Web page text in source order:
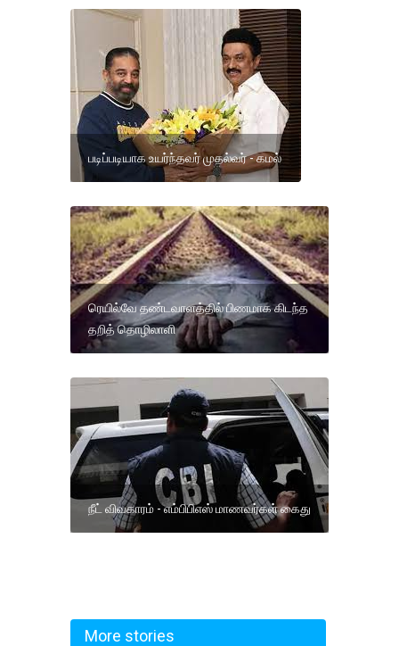
படிப்படியாக உயர்ந்தவர் முதல்வர் - கமல்
ரெயில்வே தண்டவாளத்தில் பிணமாக கிடந்த
தறித் தொழிலாளி
நீட் விவகாரம் - எம்பிபிஎஸ் மாணவர்கள் கைது
More stories